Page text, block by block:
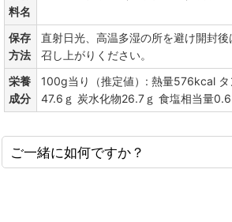
料名
保存
方法
直射日光、高温多湿の所を避け開封
召し上がりください。
栄養
成分
100g当り（推定値）: 熱量576kcal
47.6ｇ 炭水化物26.7ｇ 食塩相当量0.6
ご一緒に如何ですか？